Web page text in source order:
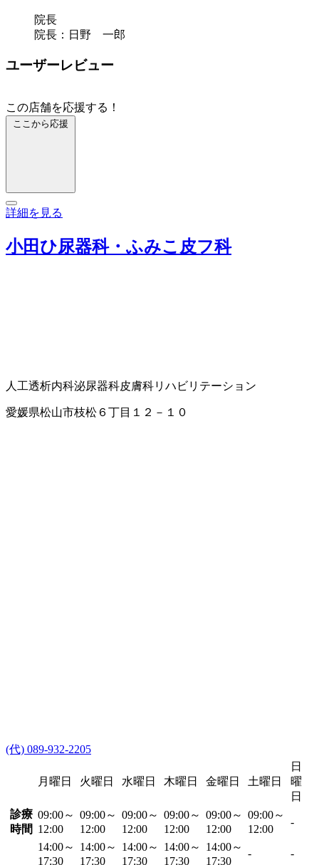
院長
院長：日野 一郎
ユーザーレビュー
この店舗を応援する！
ここから応援
詳細を見る
小田ひ尿器科・ふみこ皮フ科
人工透析内科泌尿器科皮膚科リハビリテーション
愛媛県松山市枝松６丁目１２－１０
(代) 089-932-2205
月曜日 火曜日 水曜日 木曜日 金曜日 土曜日
日
曜
日
診療
時間
09:00～
12:00
09:00～
12:00
09:00～
12:00
09:00～
12:00
09:00～
12:00
09:00～
12:00
-
14:00～
17:30
14:00～
17:30
14:00～
17:30
14:00～
17:30
14:00～
17:30
- -